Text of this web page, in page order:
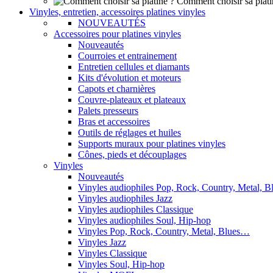
Vinyles, entretien, accessoires platines vinyles
NOUVEAUTÉS
Accessoires pour platines vinyles
Nouveautés
Courroies et entrainement
Entretien cellules et diamants
Kits d'évolution et moteurs
Capots et charnières
Couvre-plateaux et plateaux
Palets presseurs
Bras et accessoires
Outils de réglages et huiles
Supports muraux pour platines vinyles
Cônes, pieds et découplages
Vinyles
Nouveautés
Vinyles audiophiles Pop, Rock, Country, Metal,
Vinyles audiophiles Jazz
Vinyles audiophiles Classique
Vinyles audiophiles Soul, Hip-hop
Vinyles Pop, Rock, Country, Metal, Blues…
Vinyles Jazz
Vinyles Classique
Vinyles Soul, Hip-hop